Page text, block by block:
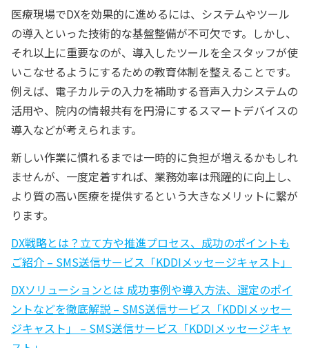
医療現場でDXを効果的に進めるには、システムやツール
の導入といった技術的な基盤整備が不可欠です。しかし、
それ以上に重要なのが、導入したツールを全スタッフが使
いこなせるようにするための教育体制を整えることです。
例えば、電子カルテの入力を補助する音声入力システムの
活用や、院内の情報共有を円滑にするスマートデバイスの
導入などが考えられます。
新しい作業に慣れるまでは一時的に負担が増えるかもしれ
ませんが、一度定着すれば、業務効率は飛躍的に向上し、
より質の高い医療を提供するという大きなメリットに繋が
ります。
DX戦略とは？立て方や推進プロセス、成功のポイントも
ご紹介 – SMS送信サービス「KDDIメッセージキャスト」
DXソリューションとは 成功事例や導入方法、選定のポイ
ントなどを徹底解説 – SMS送信サービス「KDDIメッセー
ジキャスト」 – SMS送信サービス「KDDIメッセージキャ